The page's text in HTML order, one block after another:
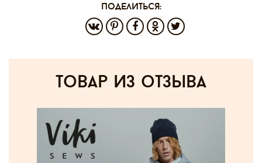
поделиться:
товар из отзыва